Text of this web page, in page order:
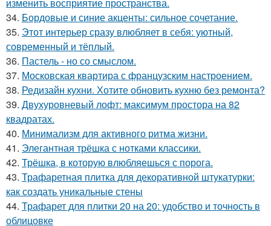
34. Бордовые и синие акценты: сильное сочетание.
35. Этот интерьер сразу влюбляет в себя: уютный,
современный и тёплый.
36. Пастель - но со смыслом.
37. Московская квартира с французским настроением.
38. Редизайн кухни. Хотите обновить кухню без ремонта?
39. Двухуровневый лофт: максимум простора на 82
квадратах.
40. Минимализм для активного ритма жизни.
41. Элегантная трёшка с нотками классики.
42. Трёшка, в которую влюбляешься с порога.
43. Трафаретная плитка для декоративной штукатурки:
как создать уникальные стены
44. Трафарет для плитки 20 на 20: удобство и точность в
облицовке